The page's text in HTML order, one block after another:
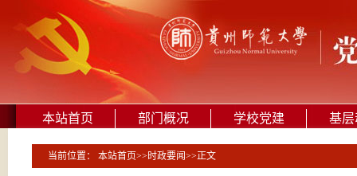
本站首页 部门概况 学校党建 基层
当前位置： 本站首页>>时政要闻>>正文